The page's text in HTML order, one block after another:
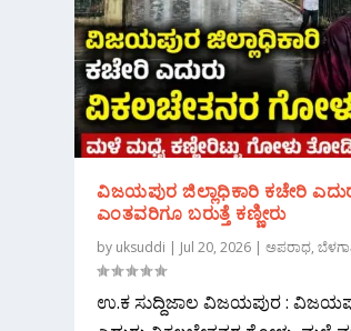
ವಿಜಯಪುರ ಜಿಲ್ಲಾಧಿಕಾರಿ ಕಚೇರಿ
ಎಂತವರಿಗೂ ಬರುತ್ತೆ ಕಣ್ಣೀರು
by uksuddi | Jul 20, 2026 |ಅಪರಾಧ,
ಉ.ಕ ಸುದ್ದಿಜಾಲ ವಿಜಯಪುರ :